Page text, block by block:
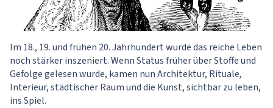
Im 18., 19. und frühen 20. Jahrhundert wurde das reiche Leben
noch stärker inszeniert. Wenn Status früher über Stoffe und
Gefolge gelesen wurde, kamen nun Architektur, Rituale,
Interieur, städtischer Raum und die Kunst, sichtbar zu leben,
ins Spiel.